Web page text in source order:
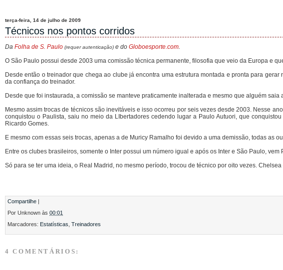
terça-feira, 14 de julho de 2009
Técnicos nos pontos corridos
Da Folha de S. Paulo (requer autenticação) e do Globoesporte.com.
O São Paulo possui desde 2003 uma comissão técnica permanente, filosofia que veio da Europa e
Desde então o treinador que chega ao clube já encontra uma estrutura montada e pronta para
da confiança do treinador.
Desde que foi instaurada, a comissão se manteve praticamente inalterada e mesmo que alguém
Mesmo assim trocas de técnicos são inevitáveis e isso ocorreu por seis vezes desde 2003. Nesse
conquistou o Paulista, saiu no meio da LIbertadores cedendo lugar a Paulo Autuori, que
Ricardo Gomes.
E mesmo com essas seis trocas, apenas a de Muricy Ramalho foi devido a uma demissão, todas as
Entre os clubes brasileiros, somente o Inter possui um número igual e após os Inter e São Paulo,
Só para se ter uma ideia, o Real Madrid, no mesmo período, trocou de técnico por oito vezes.
Compartilhe |
Por Unknown às 00:01
Marcadores: Estatísticas Treinadores
4 COMENTÁRIOS: